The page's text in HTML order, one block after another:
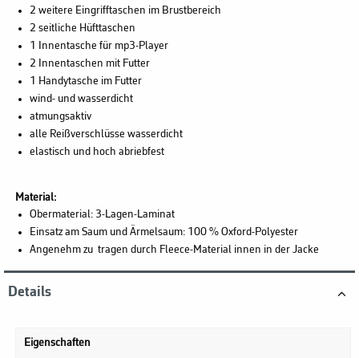
2 weitere Eingrifftaschen im Brustbereich
2 seitliche Hüfttaschen
1 Innentasche für mp3-Player
2 Innentaschen mit Futter
1 Handytasche im Futter
wind- und wasserdicht
atmungsaktiv
alle Reißverschlüsse wasserdicht
elastisch und hoch abriebfest
Material:
Obermaterial: 3-Lagen-Laminat
Einsatz am Saum und Ärmelsaum: 100 % Oxford-Polyester
Angenehm zu tragen durch Fleece-Material innen in der Jacke
Details
Eigenschaften